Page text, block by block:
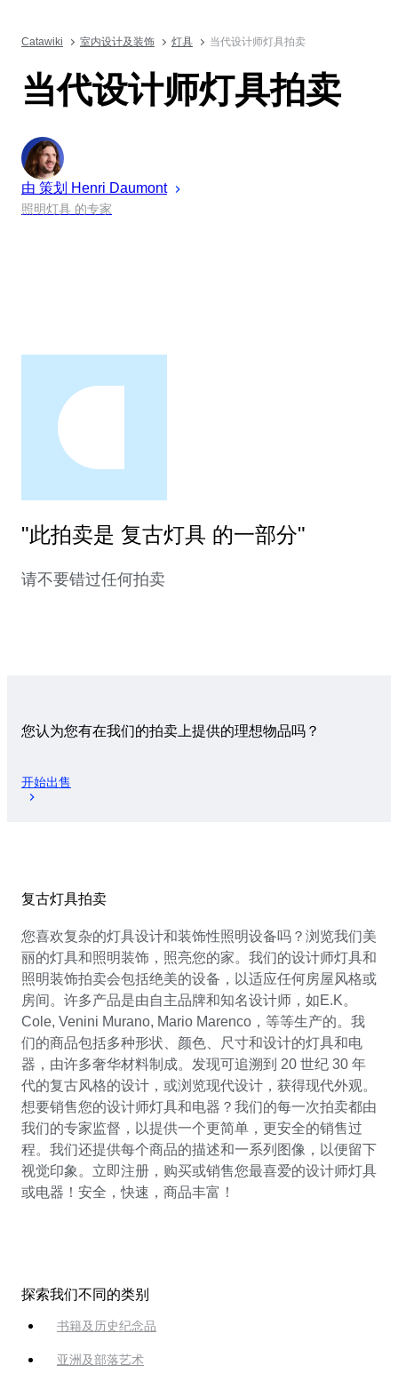
Catawiki 室内设计及装饰 灯具 当代设计师灯具拍卖
当代设计师灯具拍卖
由 策划 Henri Daumont
照明灯具 的专家
"此拍卖是 复古灯具 的一部分"
请不要错过任何拍卖
您认为您有在我们的拍卖上提供的理想物品吗？
开始出售
复古灯具拍卖
您喜欢复杂的灯具设计和装饰性照明设备吗？浏览我们美
丽的灯具和照明装饰，照亮您的家。我们的设计师灯具和
照明装饰拍卖会包括绝美的设备，以适应任何房屋风格或
房间。许多产品是由自主品牌和知名设计师，如E.K。
Cole, Venini Murano, Mario Marenco，等等生产的。我
们的商品包括多种形状、颜色、尺寸和设计的灯具和电
器，由许多奢华材料制成。发现可追溯到 20 世纪 30 年
代的复古风格的设计，或浏览现代设计，获得现代外观。
想要销售您的设计师灯具和电器？我们的每一次拍卖都由
我们的专家监督，以提供一个更简单，更安全的销售过
程。我们还提供每个商品的描述和一系列图像，以便留下
视觉印象。立即注册，购买或销售您最喜爱的设计师灯具
或电器！安全，快速，商品丰富！
探索我们不同的类别
书籍及历史纪念品
亚洲及部落艺术